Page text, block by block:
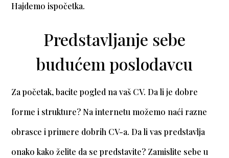
Hajdemo ispočetka.
Predstavljanje sebe
budućem poslodavcu
Za početak, bacite pogled na vaš CV. Da li je dobre
forme i strukture? Na internetu možemo naći razne
obrasce i primere dobrih CV-a. Da li vas predstavlja
onako kako želite da se predstavite? Zamislite sebe u